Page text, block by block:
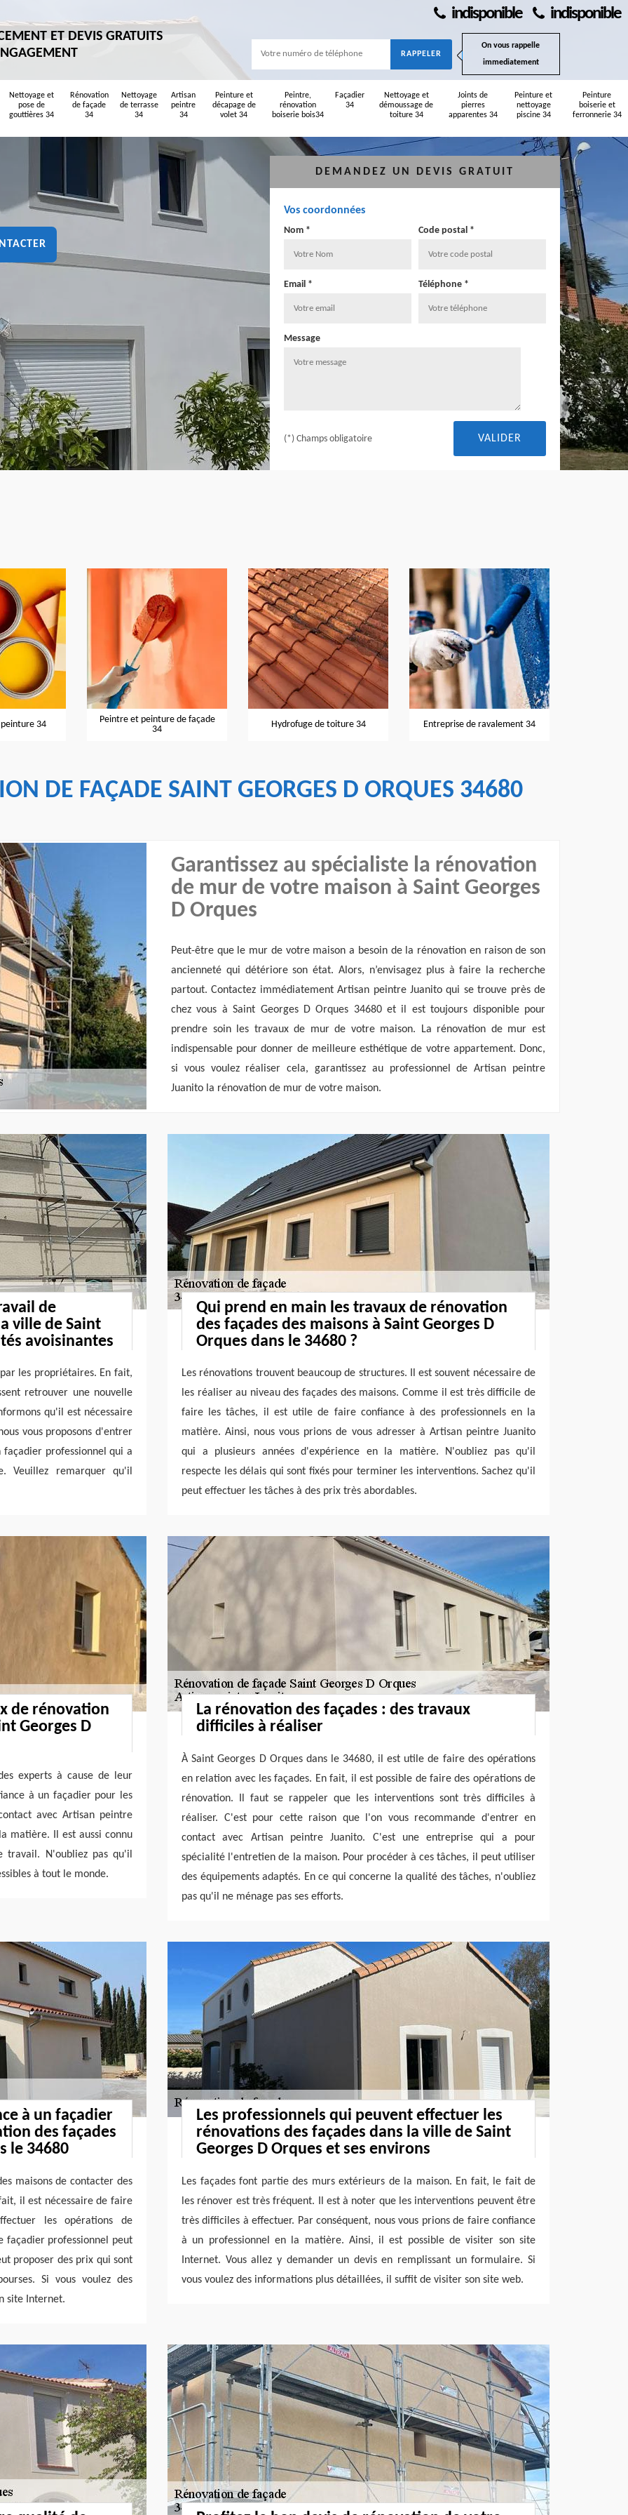
indisponible indisponible
ET DEVIS GRATUITS
On vous rappelle
immediatement
Nettoyage et
pose de
gouttières 34
Rénovation
de façade
34
Nettoyage
de terrasse
34
Artisan
peintre
34
Peinture et
décapage de
volet 34
Peintre,
rénovation
boiserie bois34
Façadier
34
Nettoyage et
démoussage de
toiture 34
Joints de
pierres
apparentes 34
Peinture et
nettoyage
piscine 34
Peinture
boiserie et
ferronnerie 34
DEMANDEZ UN DEVIS GRATUIT
Vos coordonnées
Nom * Code postal *
Email * Téléphone *
Message
(*) Champs obligatoire
34
Peintre et peinture de façade
34
Hydrofuge de toiture 34 Entreprise de ravalement 34
DE FAÇADE SAINT GEORGES D ORQUES 34680
Garantissez au spécialiste la rénovation
de mur de votre maison à Saint Georges
D Orques
Peut-être que le mur de votre maison a besoin de la rénovation en raison de son
ancienneté qui détériore son état. Alors, n’envisagez plus à faire la recherche
partout. Contactez immédiatement Artisan peintre Juanito qui se trouve près de
chez vous à Saint Georges D Orques 34680 et il est toujours disponible pour
prendre soin les travaux de mur de votre maison. La rénovation de mur est
indispensable pour donner de meilleure esthétique de votre appartement. Donc,
si vous voulez réaliser cela, garantissez au professionnel de Artisan peintre
Juanito la rénovation de mur de votre maison.
de
ville de Saint
avoisinantes
les propriétaires. En fait,
retrouver une nouvelle
qu'il est nécessaire
vous proposons d'entrer
professionnel qui a
Veuillez remarquer qu'il
Qui prend en main les travaux de rénovation
des façades des maisons à Saint Georges D
Orques dans le 34680 ?
Les rénovations trouvent beaucoup de structures. Il est souvent nécessaire de
les réaliser au niveau des façades des maisons. Comme il est très difficile de
faire les tâches, il est utile de faire confiance à des professionnels en la
matière. Ainsi, nous vous prions de vous adresser à Artisan peintre Juanito
qui a plusieurs années d'expérience en la matière. N'oubliez pas qu'il
respecte les délais qui sont fixés pour terminer les interventions. Sachez qu'il
peut effectuer les tâches à des prix très abordables.
de rénovation
Georges D
experts à cause de leur
à un façadier pour les
avec Artisan peintre
matière. Il est aussi connu
travail. N'oubliez pas qu'il
à tout le monde.
La rénovation des façades : des travaux
difficiles à réaliser
À Saint Georges D Orques dans le 34680, il est utile de faire des opérations
en relation avec les façades. En fait, il est possible de faire des opérations de
rénovation. Il faut se rappeler que les interventions sont très difficiles à
réaliser. C'est pour cette raison que l'on vous recommande d'entrer en
contact avec Artisan peintre Juanito. C'est une entreprise qui a pour
spécialité l'entretien de la maison. Pour procéder à ces tâches, il peut utiliser
des équipements adaptés. En ce qui concerne la qualité des tâches, n'oubliez
pas qu'il ne ménage pas ses efforts.
à un façadier
des façades
le 34680
maisons de contacter des
il est nécessaire de faire
les opérations de
façadier professionnel peut
proposer des prix qui sont
Si vous voulez des
site Internet.
Les professionnels qui peuvent effectuer les
rénovations des façades dans la ville de Saint
Georges D Orques et ses environs
Les façades font partie des murs extérieurs de la maison. En fait, le fait de
les rénover est très fréquent. Il est à noter que les interventions peuvent être
très difficiles à effectuer. Par conséquent, nous vous prions de faire confiance
à un professionnel en la matière. Ainsi, il est possible de visiter son site
Internet. Vous allez y demander un devis en remplissant un formulaire. Si
vous voulez des informations plus détaillées, il suffit de visiter son site web.